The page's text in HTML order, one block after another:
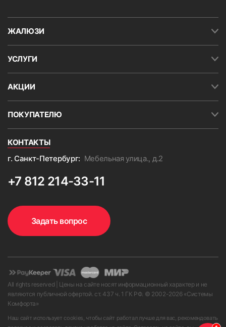
ЖАЛЮЗИ
УСЛУГИ
АКЦИИ
ПОКУПАТЕЛЮ
КОНТАКТЫ
+7 812 214-33-11
г. Санкт-Петербург: Мебельная улица., д.2
Задать вопрос
All rights reserved | Цены на сайте носят информационный характер и не
являются публичной офертой. ст. 437 ч. 1 ГК РФ. © 2002-2026 «Системы
Комфорта»
Наш сайт использует cookies, чтобы сайт работал лучше для вас, рекомендовать